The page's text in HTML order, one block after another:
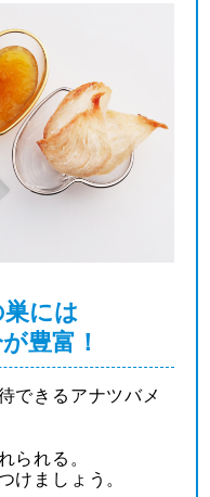
には
豊富！
できるアナツバメ
られる。
けましょう。